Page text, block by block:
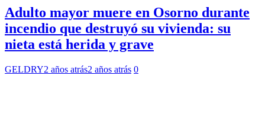
Adulto mayor muere en Osorno durante
incendio que destruyó su vivienda: su
nieta está herida y grave
GELDRY2 años atrás2 años atrás 0